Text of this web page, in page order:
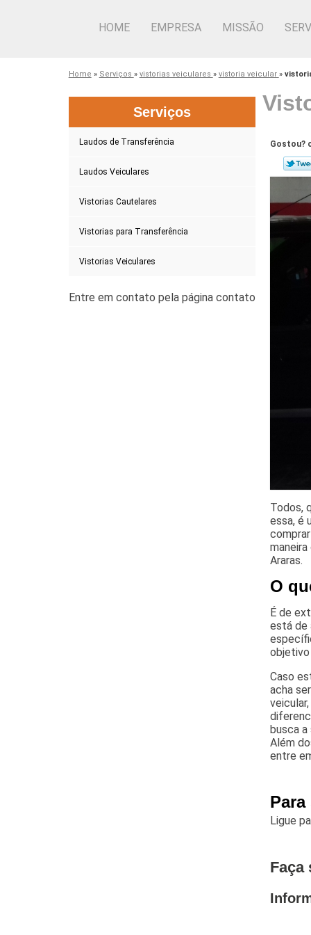
HOME EMPRESA MISSÃO
Home » Serviços » vistorias veiculares » vistoria veicular »
Serviços
Laudos de Transferência
Laudos Veiculares
Vistorias Cautelares
Vistorias para Transferência
Vistorias Veiculares
Gostou?
Todos,
essa, é
Araras.
O
É de
está de
Caso
acha
busca
Além
entre
Ligue
Faça